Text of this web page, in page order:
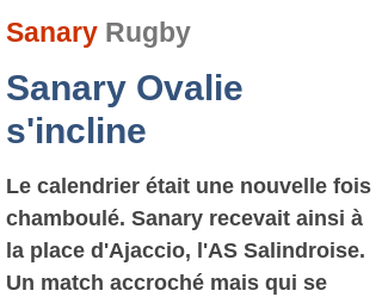
Sanary Rugby
Sanary Ovalie
s'incline
Le calendrier était une nouvelle fois
chamboulé. Sanary recevait ainsi à
la place d'Ajaccio, l'AS Salindroise.
Un match accroché mais qui se